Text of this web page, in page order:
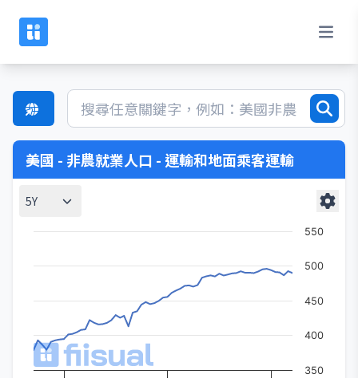
美國 - 非農就業人口 - 運輸和地面乘客運輸
5Y
350
400
450
500
550